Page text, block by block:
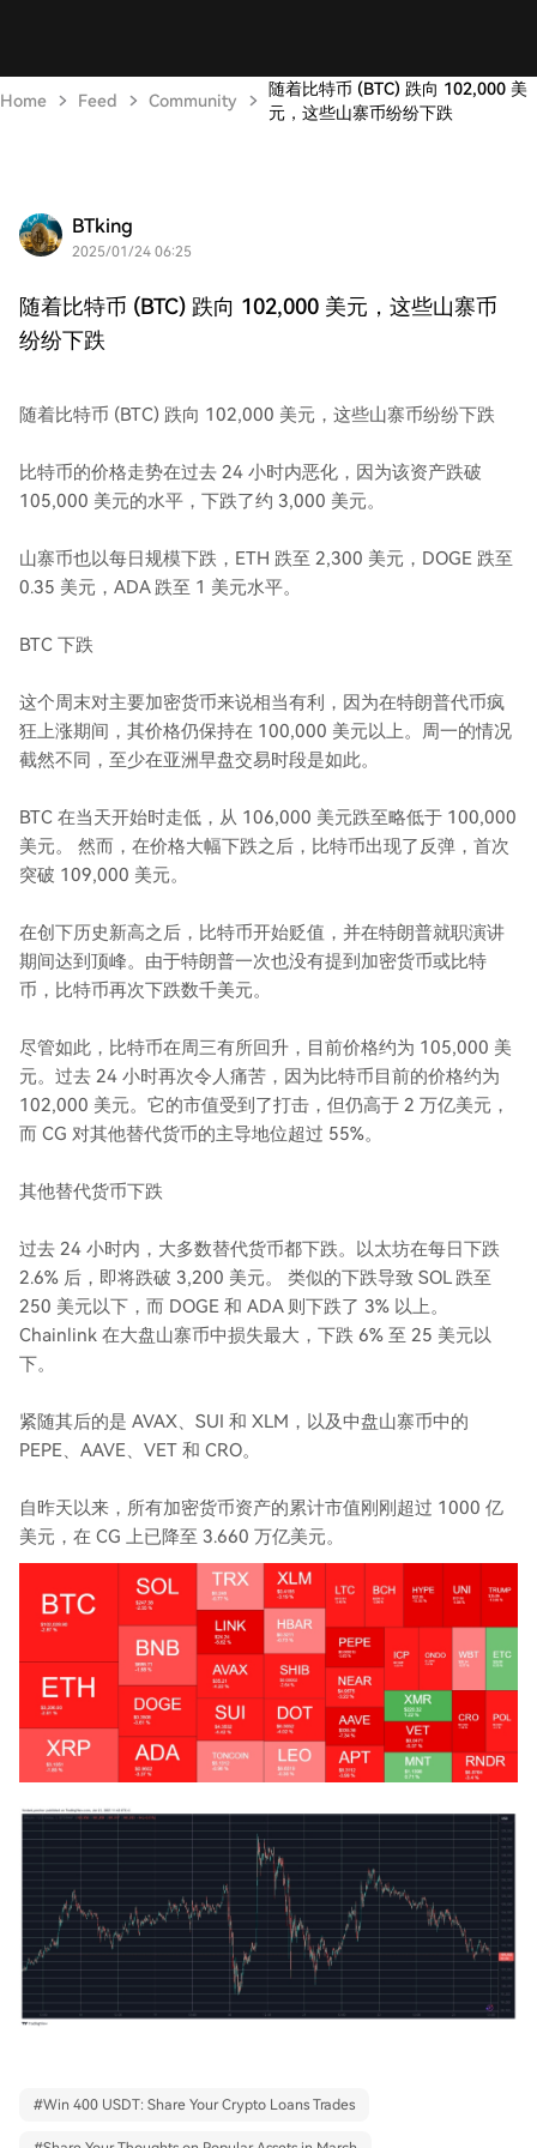
Home Feed Community
随着比特币 (BTC) 跌向 102,000 美
元，这些山寨币纷纷下跌
BTking
2025/01/24 06:25
随着比特币 (BTC) 跌向 102,000 美元，这些山寨币
纷纷下跌
随着比特币 (BTC) 跌向 102,000 美元，这些山寨币纷纷下跌
比特币的价格走势在过去 24 小时内恶化，因为该资产跌破
105,000 美元的水平，下跌了约 3,000 美元。
山寨币也以每日规模下跌，ETH 跌至 2,300 美元，DOGE 跌至
0.35 美元，ADA 跌至 1 美元水平。
BTC 下跌
这个周末对主要加密货币来说相当有利，因为在特朗普代币疯
狂上涨期间，其价格仍保持在 100,000 美元以上。周一的情况
截然不同，至少在亚洲早盘交易时段是如此。
BTC 在当天开始时走低，从 106,000 美元跌至略低于 100,000
美元。 然而，在价格大幅下跌之后，比特币出现了反弹，首次
突破 109,000 美元。
在创下历史新高之后，比特币开始贬值，并在特朗普就职演讲
期间达到顶峰。由于特朗普一次也没有提到加密货币或比特
币，比特币再次下跌数千美元。
尽管如此，比特币在周三有所回升，目前价格约为 105,000 美
元。过去 24 小时再次令人痛苦，因为比特币目前的价格约为
102,000 美元。它的市值受到了打击，但仍高于 2 万亿美元，
而 CG 对其他替代货币的主导地位超过 55%。
其他替代货币下跌
过去 24 小时内，大多数替代货币都下跌。以太坊在每日下跌
2.6% 后，即将跌破 3,200 美元。 类似的下跌导致 SOL 跌至
250 美元以下，而 DOGE 和 ADA 则下跌了 3% 以上。
Chainlink 在大盘山寨币中损失最大，下跌 6% 至 25 美元以
下。
紧随其后的是 AVAX、SUI 和 XLM，以及中盘山寨币中的
PEPE、AAVE、VET 和 CRO。
自昨天以来，所有加密货币资产的累计市值刚刚超过 1000 亿
美元，在 CG 上已降至 3.660 万亿美元。
#Win 400 USDT: Share Your Crypto Loans Trades